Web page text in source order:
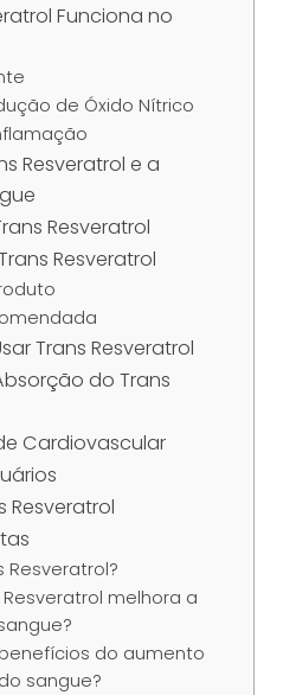
Funciona no
de Óxido Nítrico
Resveratrol e a
Resveratrol
Resveratrol
Trans Resveratrol
do Trans
Cardiovascular
Resveratrol
Resveratrol?
Resveratrol melhora a
do aumento
sangue?